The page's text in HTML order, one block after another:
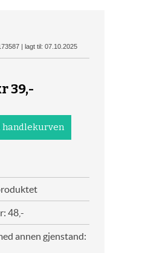
| lagt til: 07.10.2025
39,-
48,-
annen gjenstand: